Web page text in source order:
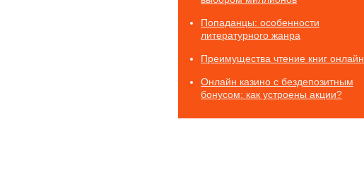
Попаданцы: особенности
литературного жанра
Преимущества чтение книг онлайн
Онлайн казино с бездепозитным
бонусом: как устроены акции?